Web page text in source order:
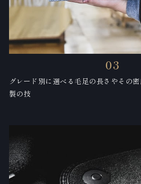
03
グレード別に選べる毛足の長さや その
製の技